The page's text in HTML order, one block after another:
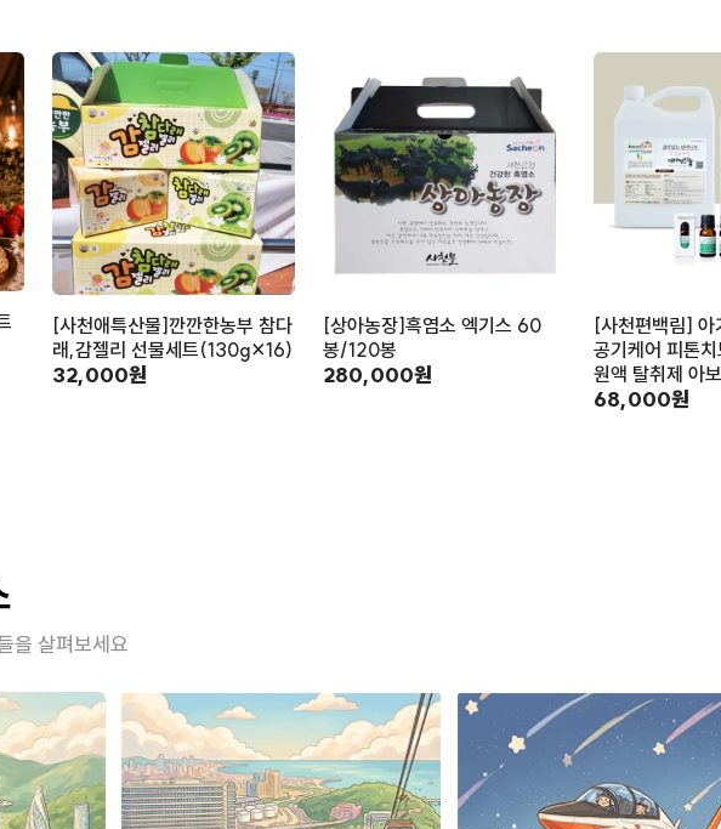
[사천애특산물]깐깐한농부 참다
래,감젤리 선물세트(130g×16)
32,000원
[상아농장]흑염소 엑기스 60
봉/120봉
280,000원
[사천편백림] 아
공기케어 피톤
원액 탈취제 아
68,000원
을 살펴보세요